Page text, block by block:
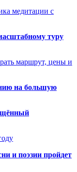
медитации с
туру
маршрут, цены и
на большую
и поэзии пройдет